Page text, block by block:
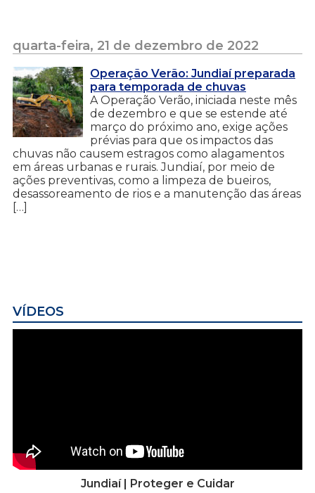
quarta-feira, 21 de dezembro de 2022
Operação Verão: Jundiaí preparada
para temporada de chuvas
A Operação Verão, iniciada neste mês
de dezembro e que se estende até
março do próximo ano, exige ações
prévias para que os impactos das
chuvas não causem estragos como alagamentos
em áreas urbanas e rurais. Jundiaí, por meio de
ações preventivas, como a limpeza de bueiros,
desassoreamento de rios e a manutenção das áreas
[…]
VÍDEOS
Jundiaí | Proteger e Cuidar